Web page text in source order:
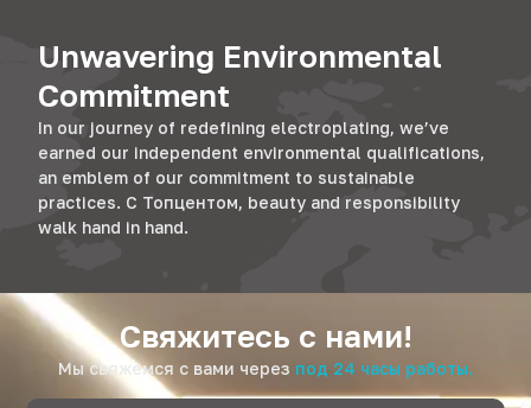
Unwavering Environmental
Commitment
In our journey of redefining electroplating,we’ve
earned our independent environmental qualifications,
an emblem of our commitment to sustainable
practices. С Топцентом, beauty and responsibility
walk hand in hand.
Свяжитесь с нами!
Мы свяжемся с вами через под 24 часы работы.